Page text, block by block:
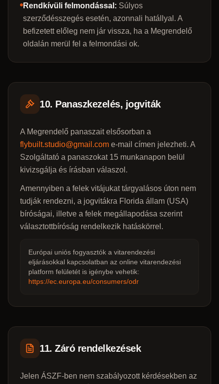
Rendkívüli felmondással: Súlyos
szerződésszegés esetén, azonnali hatállyal. A
befizetett előleg nem jár vissza, ha a Megrendelő
oldalán merül fel a felmondási ok.
10. Panaszkezelés, jogviták
A Megrendelő panaszait elsősorban a
flybuilt.studio@gmail.com e-mail címen jelezheti. A
Szolgáltató a panaszokat 15 munkanapon belül
kivizsgálja és írásban válaszol.
Amennyiben a felek vitájukat tárgyalásos úton nem
tudják rendezni, a jogvitákra Florida állam (USA)
bíróságai, illetve a felek megállapodása szerint
választottbíróság rendelkezik hatáskörrel.
Európai uniós fogyasztók a vitarendezési
eljárásokkal kapcsolatban az online vitarendezési
platform felületét is igénybe vehetik:
https://ec.europa.eu/consumers/odr
11. Záró rendelkezések
Jelen ÁSZF-ben nem szabályozott kérdésekben az